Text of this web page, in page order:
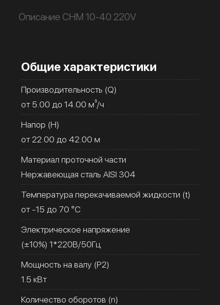
Описание CHM 10-40 220V
Общие характеристики
Производительность (Q)
от 5.00 до 14.00 м³/ч
Напор (H)
от 22.00 до 42.00 м
Материал проточной части
Нержавеющая сталь AISI 304
Температура перекачиваемой жидкости (t)
от -15 до 70 °C
Электрическое напряжение
(±10%) 1*220В/50Гц
Мощность на валу (Р2)
1.5 кВт
Количество оборотов (n)